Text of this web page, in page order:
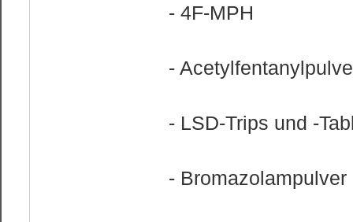
- 4F-MPH
-
- LSD-Trips und -
- Bromazolampulver